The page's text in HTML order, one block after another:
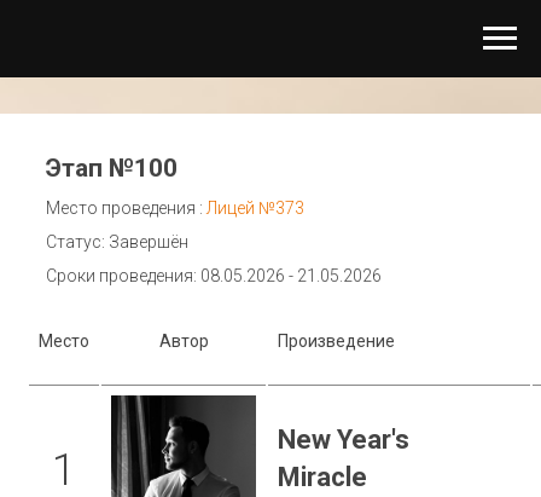
Этап №100
Место проведения : Лицей №373
Статус: Завершён
Сроки проведения: 08.05.2026 - 21.05.2026
Место Автор Произведение
1
New Year's
Miracle